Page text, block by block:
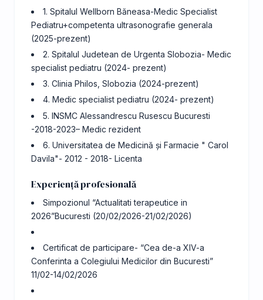
1. Spitalul Wellborn Băneasa-Medic Specialist
Pediatru+competenta ultrasonografie generala
(2025-prezent)
2. Spitalul Judetean de Urgenta Slobozia- Medic
specialist pediatru (2024- prezent)
3. Clinia Philos, Slobozia (2024-prezent)
4. Medic specialist pediatru (2024- prezent)
5. INSMC Alessandrescu Rusescu Bucuresti
-2018-2023– Medic rezident
6. Universitatea de Medicină și Farmacie " Carol
Davila"- 2012 - 2018- Licenta
Experiență profesională
Simpozionul “Actualitati terapeutice in
2026”Bucuresti (20/02/2026-21/02/2026)
Certificat de participare- “Cea de-a XIV-a
Conferinta a Colegiului Medicilor din Bucuresti”
11/02-14/02/2026